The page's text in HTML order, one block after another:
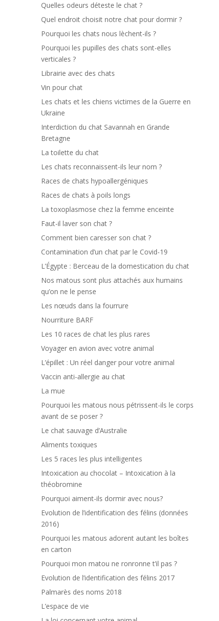
Quelles odeurs déteste le chat ?
Quel endroit choisit notre chat pour dormir ?
Pourquoi les chats nous lèchent-ils ?
Pourquoi les pupilles des chats sont-elles
verticales ?
Librairie avec des chats
Vin pour chat
Les chats et les chiens victimes de la Guerre en
Ukraine
Interdiction du chat Savannah en Grande
Bretagne
La toilette du chat
Les chats reconnaissent-ils leur nom ?
Races de chats hypoallergéniques
Races de chats à poils longs
La toxoplasmose chez la femme enceinte
Faut-il laver son chat ?
Comment bien caresser son chat ?
Contamination d’un chat par le Covid-19
L’Égypte : Berceau de la domestication du chat
Nos matous sont plus attachés aux humains
qu’on ne le pense
Les nœuds dans la fourrure
Nourriture BARF
Les 10 races de chat les plus rares
Voyager en avion avec votre animal
L’épillet : Un réel danger pour votre animal
Vaccin anti-allergie au chat
La mue
Pourquoi les matous nous pétrissent-ils le corps
avant de se poser ?
Le chat sauvage d’Australie
Aliments toxiques
Les 5 races les plus intelligentes
Intoxication au chocolat – Intoxication à la
théobromine
Pourquoi aiment-ils dormir avec nous?
Evolution de l’identification des félins (données
2016)
Pourquoi les matous adorent autant les boîtes
en carton
Pourquoi mon matou ne ronronne t’il pas ?
Evolution de l’identification des félins 2017
Palmarès des noms 2018
L’espace de vie